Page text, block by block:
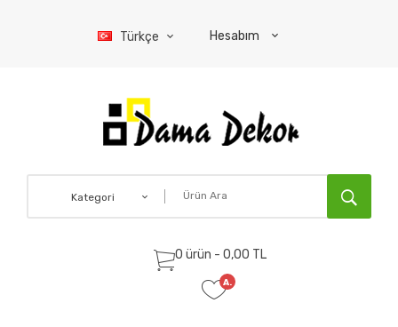
Türkçe Hesabım
Kategori
0 ürün - 0,00 TL
A.
Listem